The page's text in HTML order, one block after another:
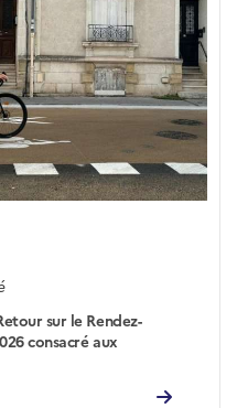
sur le Rendez-
consacré aux